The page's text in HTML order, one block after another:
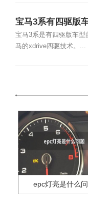
宝马3系有四驱版
宝马3系是有四驱版车型
马的xdrive四驱技术。...
epc灯亮是什么